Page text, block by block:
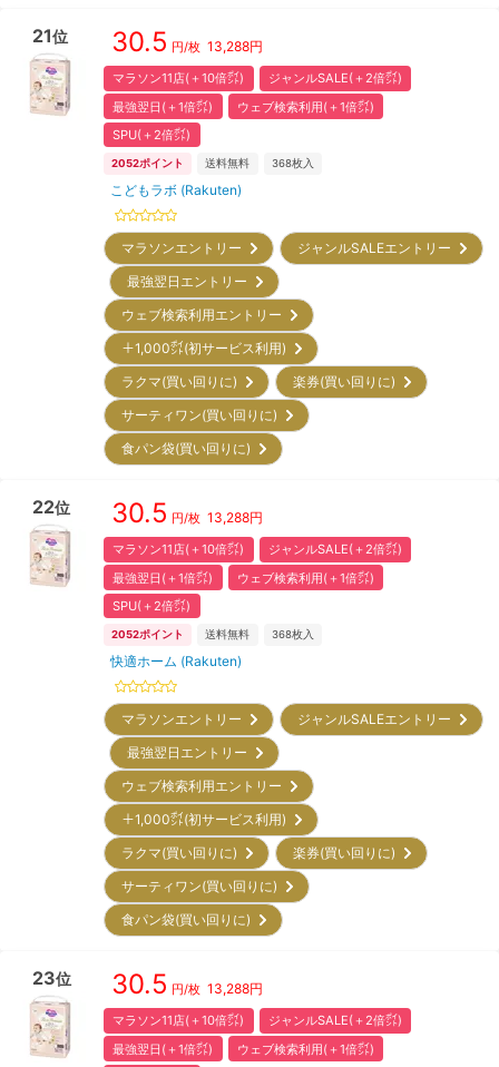
21位 30.5 円/枚 13,288円
マラソン11店(＋10倍㌽)
ジャンルSALE(＋2倍㌽)
最強翌日(＋1倍㌽)
ウェブ検索利用(＋1倍㌽)
SPU(＋2倍㌽)
2052ポイント 送料無料 368枚入
こどもラボ (Rakuten)
マラソンエントリー
ジャンルSALEエントリー
最強翌日エントリー
ウェブ検索利用エントリー
＋1,000㌽(初サービス利用)
ラクマ(買い回りに)
楽券(買い回りに)
サーティワン(買い回りに)
食パン袋(買い回りに)
22位 30.5 円/枚 13,288円
マラソン11店(＋10倍㌽)
ジャンルSALE(＋2倍㌽)
最強翌日(＋1倍㌽)
ウェブ検索利用(＋1倍㌽)
SPU(＋2倍㌽)
2052ポイント 送料無料 368枚入
快適ホーム (Rakuten)
マラソンエントリー
ジャンルSALEエントリー
最強翌日エントリー
ウェブ検索利用エントリー
＋1,000㌽(初サービス利用)
ラクマ(買い回りに)
楽券(買い回りに)
サーティワン(買い回りに)
食パン袋(買い回りに)
23位 30.5 円/枚 13,288円
マラソン11店(＋10倍㌽)
ジャンルSALE(＋2倍㌽)
最強翌日(＋1倍㌽)
ウェブ検索利用(＋1倍㌽)